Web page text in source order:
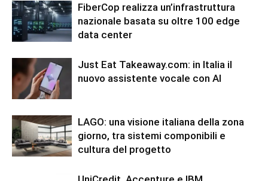
FiberCop realizza un’infrastruttura
nazionale basata su oltre 100 edge
data center
Just Eat Takeaway.com: in Italia il
nuovo assistente vocale con AI
LAGO: una visione italiana della zona
giorno, tra sistemi componibili e
cultura del progetto